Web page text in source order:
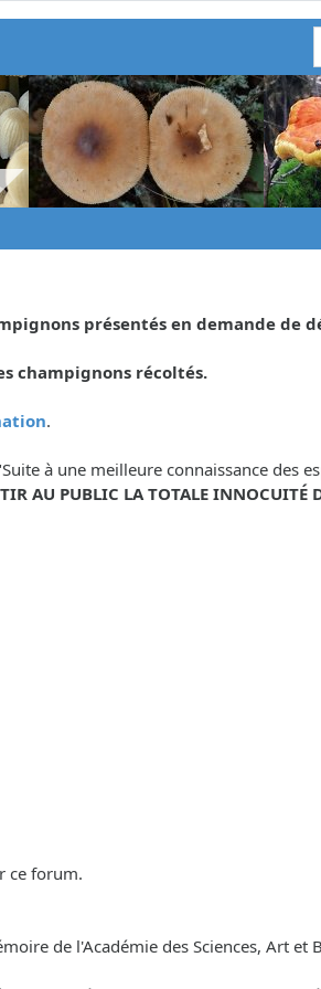
présentés en demande de
champignons récoltés.
.
à une meilleure connaissance des
AU PUBLIC LA TOTALE INNOCUITÉ
ce forum.
de l'Académie des Sciences, Art et